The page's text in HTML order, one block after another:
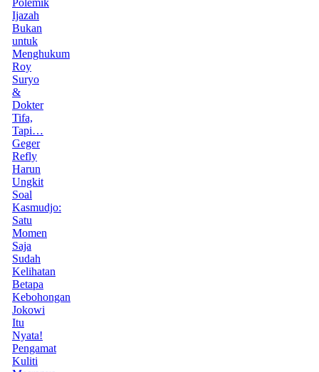
Ijazah
Bukan
untuk
Menghukum
Roy
Suryo
&
Dokter
Tifa,
Tapi…
Geger
Refly
Harun
Ungkit
Soal
Kasmudjo:
Satu
Momen
Saja
Sudah
Kelihatan
Betapa
Kebohongan
Jokowi
Itu
Nyata!
Pengamat
Kuliti